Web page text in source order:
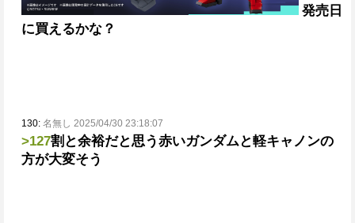
発売日
に買えるかな？
130: 名無し 2025/04/30 23:18:07
>127割と余裕だと思う赤いガンダムと軽キャノンの
方が大変そう